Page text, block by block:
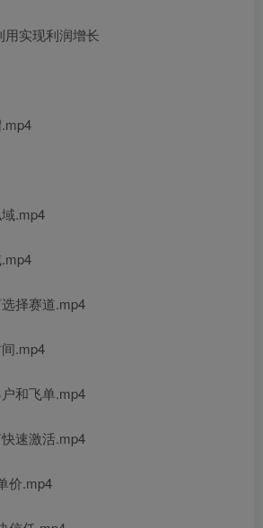
实现利润增长
.mp4
择赛道.mp4
.mp4
和飞单.mp4
速激活.mp4
价.mp4